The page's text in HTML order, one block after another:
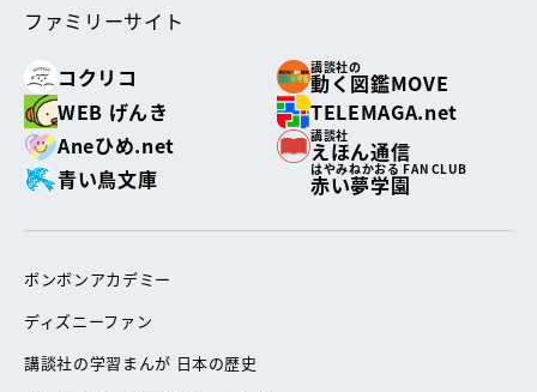
ファミリーサイト
コクリコ
講談社の
動く図鑑MOVE
WEB げんき
TELEMAGA.net
Aneひめ.net
講談社
えほん通信
青い鳥文庫
はやみねかおる FAN CLUB
赤い夢学園
ボンボンアカデミー
ディズニーファン
講談社の学習まんが 日本の歴史